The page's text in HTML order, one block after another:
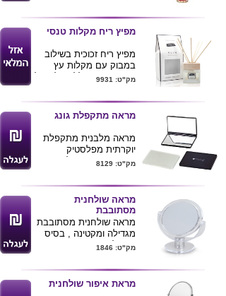
מפיץ ריח מקלות טנסי
מפיץ ריח זכוכית בשילוב
במבוק עם מקלות עץ
תמצית בושם ללא אלכוהול
אריזת מתנה
מק"ט: 9931
מראה מתקפלת גונג
מראה מלבנית מתקפלת
יוקרתית מפלסטיק
מראה אחת מגדילה מראה
10X6X0.7
מגיע בקופסת קרטון
ניתן למתג את המראה
בלוגו חברה
מק"ט: 8129
מראה שולחנית
מסתובבת
מראה שולחנית מסתובבת
מגדילה ומקטינה , בסיס
אקריל שקוף
קוטר מראה 10 ס"מ
ניתן להדפיס לוגו ע"ג
המוצר
מק"ט: 1846
מראת איפור שולחנית